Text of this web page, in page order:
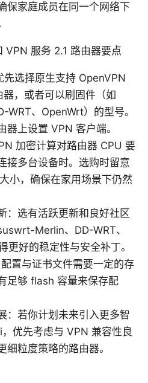
保家庭成员在同一个网络下
VPN 服务 2.1 路由器要点
选择原生支持 OpenVPN
，或者可以刷固件（如
、OpenWrt）的型号。
器上设置 VPN 客户端。
加密计算对路由器 CPU 要
接多台设备时。选购时留意
小，确保在家用场景下仍然
：选有活跃更新和良好社区
Merlin、DD-WRT、
更好的稳定性与安全补丁。
置与证书文件需要一定的存
足够 flash 容量来保存配
：若你计划未来引入更多智
优先考虑与 VPN 兼容性良
粒度策略的路由器。